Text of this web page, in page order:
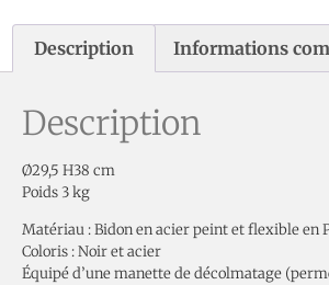
Description Informations
Description
Ø29,5 H38 cm
Poids 3 kg
Matériau : Bidon en acier peint et flexible en
Coloris : Noir et acier
Équipé d’une manette de décolmatage